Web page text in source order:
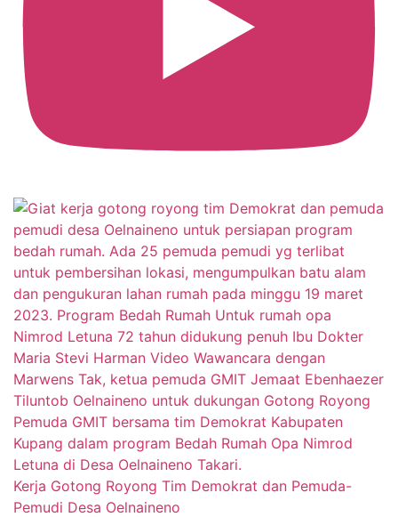
Kerja Gotong Royong Tim Demokrat dan Pemuda-
Pemudi Desa Oelnaineno